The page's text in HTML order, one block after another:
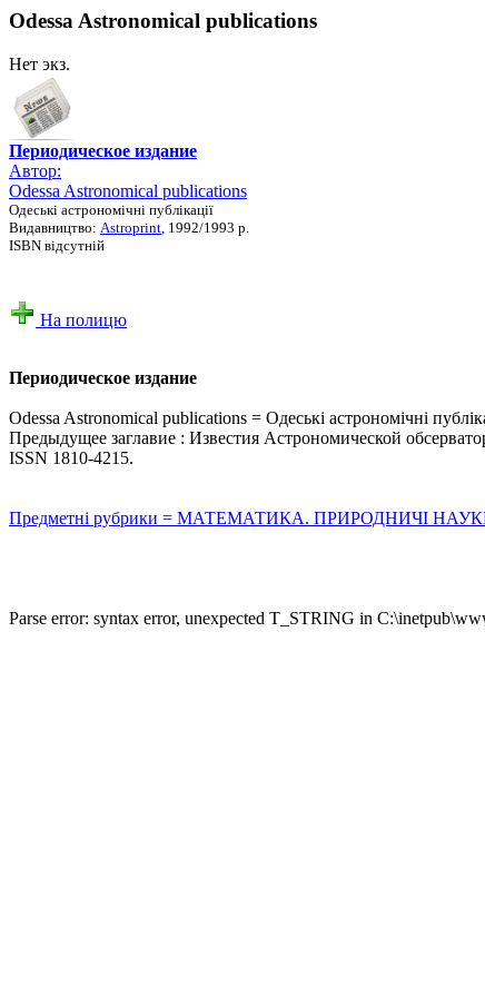
Odessa Astronomical publications
Нет экз.
Периодическое издание
Автор:
Odessa Astronomical publications
Одеські астрономічні публікації
Видавництво: Astroprint , 1992/1993 р.
ISBN відсутній
На полицю
Периодическое издание
Odessa Astronomical publications = Одеські астрономічні
Предыдущее заглавие : Известия Астрономической
ISSN 1810-4215.
Предметні рубрики = МАТЕМАТИКА. ПРИРОДНИЧІ НАУКИ :
Parse error: syntax error, unexpected T_STRING in